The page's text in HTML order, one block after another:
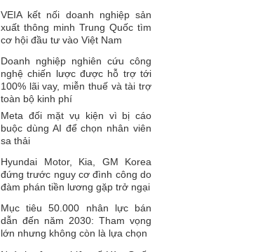
VEIA kết nối doanh nghiệp sản
xuất thông minh Trung Quốc tìm
cơ hội đầu tư vào Việt Nam
Doanh nghiệp nghiên cứu công
nghệ chiến lược được hỗ trợ tới
100% lãi vay, miễn thuế và tài trợ
toàn bộ kinh phí
Meta đối mặt vụ kiện vì bị cáo
buộc dùng AI để chọn nhân viên
sa thải
Hyundai Motor, Kia, GM Korea
đứng trước nguy cơ đình công do
đàm phán tiền lương gặp trở ngại
Mục tiêu 50.000 nhân lực bán
dẫn đến năm 2030: Tham vọng
lớn nhưng không còn là lựa chọn